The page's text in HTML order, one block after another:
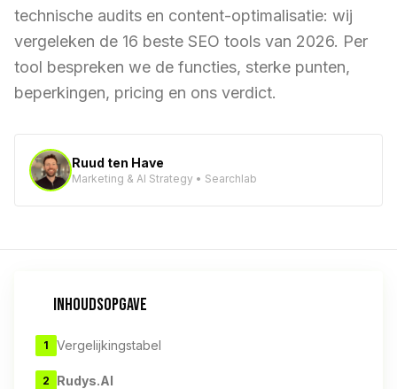
technische audits en content-optimalisatie: wij
vergeleken de 16 beste SEO tools van 2026. Per
tool bespreken we de functies, sterke punten,
beperkingen, pricing en ons verdict.
Ruud ten Have
Marketing & AI Strategy • Searchlab
INHOUDSOPGAVE
1 Vergelijkingstabel
2 Rudys.AI